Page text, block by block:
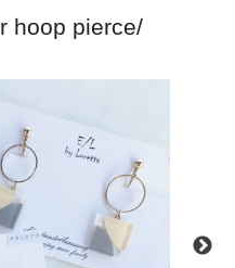
hoop pierce/